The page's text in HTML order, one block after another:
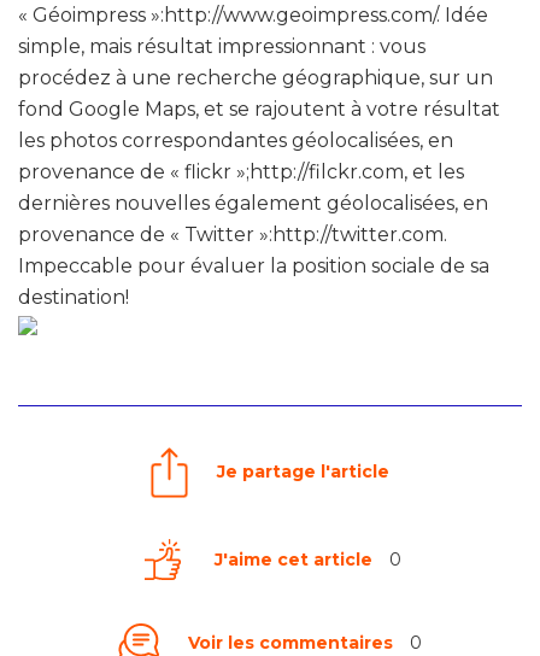
« Géoimpress »:http://www.geoimpress.com/. Idée
simple, mais résultat impressionnant : vous
procédez à une recherche géographique, sur un
fond Google Maps, et se rajoutent à votre résultat
les photos correspondantes géolocalisées, en
provenance de « flickr »;http://filckr.com, et les
dernières nouvelles également géolocalisées, en
provenance de « Twitter »:http://twitter.com.
Impeccable pour évaluer la position sociale de sa
destination!
Je partage l'article
J'aime cet article 0
Voir les commentaires 0